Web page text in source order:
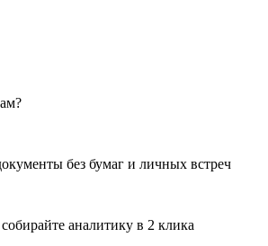
без бумаг и личных встреч
аналитику в 2 клика